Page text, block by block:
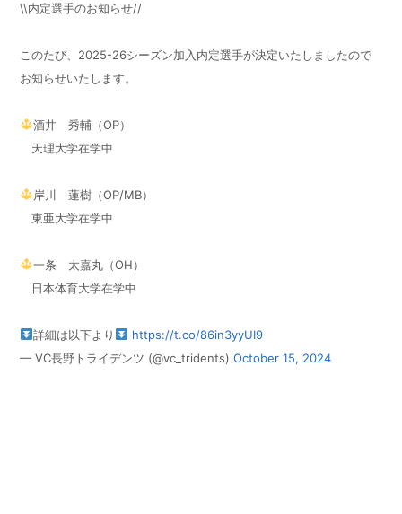
\\内定選手のお知らせ//
このたび、2025-26シーズン加入内定選手が決定いたしましたので
お知らせいたします。
酒井 秀輔（OP）
天理大学在学中
岸川 蓮樹（OP/MB）
東亜大学在学中
一条 太嘉丸（OH）
日本体育大学在学中
詳細は以下より
https://t.co/86in3yyUI9
— VC長野トライデンツ (@vc_tridents)October 15, 2024